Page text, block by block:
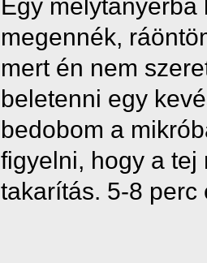
Egy
megennék,
mert én nem
beletenni egy
bedobom a
figyelni, hogy a tej
takarítás. 5-8 perc